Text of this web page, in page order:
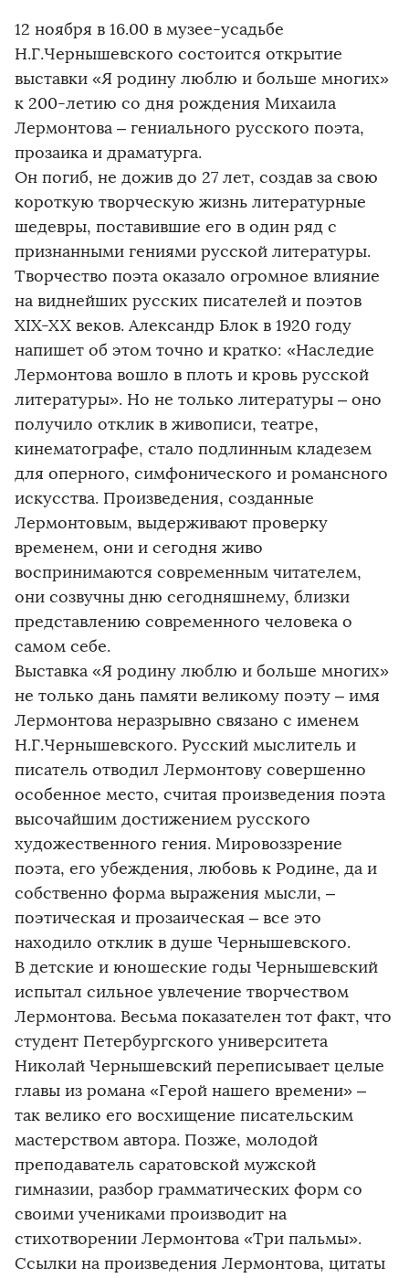
12 ноября в 16.00 в музее-усадьбе
Н.Г.Чернышевского состоится открытие
выставки «Я родину люблю и больше многих»
к 200-летию со дня рождения Михаила
Лермонтова – гениального русского поэта,
прозаика и драматурга.
Он погиб, не дожив до 27 лет, создав за свою
короткую творческую жизнь литературные
шедевры, поставившие его в один ряд с
признанными гениями русской литературы.
Творчество поэта оказало огромное влияние
на виднейших русских писателей и поэтов
XIX-XX веков. Александр Блок в 1920 году
напишет об этом точно и кратко: «Наследие
Лермонтова вошло в плоть и кровь русской
литературы». Но не только литературы – оно
получило отклик в живописи, театре,
кинематографе, стало подлинным кладезем
для оперного, симфонического и романсного
искусства. Произведения, созданные
Лермонтовым, выдерживают проверку
временем, они и сегодня живо
воспринимаются современным читателем,
они созвучны дню сегодняшнему, близки
представлению современного человека о
самом себе.
Выставка «Я родину люблю и больше многих»
не только дань памяти великому поэту – имя
Лермонтова неразрывно связано с именем
Н.Г.Чернышевского. Русский мыслитель и
писатель отводил Лермонтову совершенно
особенное место, считая произведения поэта
высочайшим достижением русского
художественного гения. Мировоззрение
поэта, его убеждения, любовь к Родине, да и
собственно форма выражения мысли, –
поэтическая и прозаическая – все это
находило отклик в душе Чернышевского.
В детские и юношеские годы Чернышевский
испытал сильное увлечение творчеством
Лермонтова. Весьма показателен тот факт, что
студент Петербургского университета
Николай Чернышевский переписывает целые
главы из романа «Герой нашего времени» –
так велико его восхищение писательским
мастерством автора. Позже, молодой
преподаватель саратовской мужской
гимназии, разбор грамматических форм со
своими учениками производит на
стихотворении Лермонтова «Три пальмы».
Ссылки на произведения Лермонтова, цитаты